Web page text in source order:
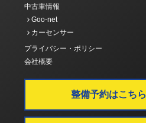
中古車情報
Goo-net
カーセンサー
プライバシー・ポリシー
会社概要
整備予約はこちら